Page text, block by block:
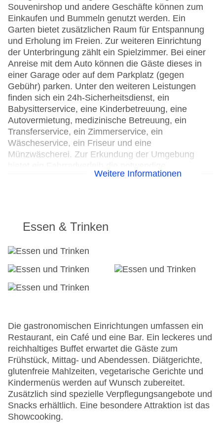
Souvenirshop und andere Geschäfte können zum
Einkaufen und Bummeln genutzt werden. Ein
Garten bietet zusätzlichen Raum für Entspannung
und Erholung im Freien. Zur weiteren Einrichtung
der Unterbringung zählt ein Spielzimmer. Bei einer
Anreise mit dem Auto können die Gäste dieses in
einer Garage oder auf dem Parkplatz (gegen
Gebühr) parken. Unter den weiteren Leistungen
finden sich ein 24h-Sicherheitsdienst, ein
Babysitterservice, eine Kinderbetreuung, eine
Autovermietung, medizinische Betreuung, ein
Transferservice, ein Zimmerservice, ein
Wäscheservice, ein Friseur und eine
Münzwäscherei. Zur Erkundung der Umgebung
Ausrüstung. Kostenfrei steht Gästen die
24h Rezeption
Check-in von: 15:00:00
Check-out bis: 12:00:00
Garage
Hotelsafe
WLAN/WiFi im Hotel
Letzte umfassende Renovierung: 2014
Lift
Anzahl der Konferenzräume: 1
Anzahl der Aufzüge: 1
Haustiere
Haustiere auf Anfrage: gegen Gebühr
Zimmerservice
Weitere Informationen
Essen & Trinken
Die gastronomischen Einrichtungen umfassen ein
Restaurant, ein Café und eine Bar. Ein leckeres und
reichhaltiges Buffet erwartet die Gäste zum
Frühstück, Mittag- und Abendessen. Diätgerichte,
glutenfreie Mahlzeiten, vegetarische Gerichte und
Kindermenüs werden auf Wunsch zubereitet.
Zusätzlich sind spezielle Verpflegungsangebote und
Snacks erhältlich. Eine besondere Attraktion ist das
Showcooking.